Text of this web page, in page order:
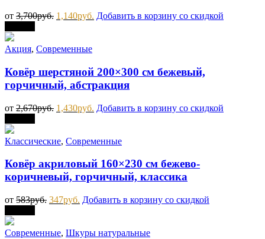
от 3,700руб. 1,140руб. Добавить в корзину со скидкой
Акция, Современные
Ковёр шерстяной 200×300 см бежевый,
горчичный, абстракция
от 2,670руб. 1,430руб. Добавить в корзину со скидкой
Классические, Современные
Ковёр акриловый 160×230 см бежево-
коричневый, горчичный, классика
от 583руб. 347руб. Добавить в корзину со скидкой
Современные, Шкуры натуральные